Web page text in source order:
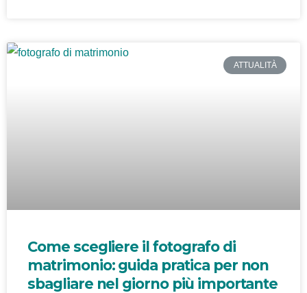
ATTUALITÀ
Come scegliere il fotografo di
matrimonio: guida pratica per non
sbagliare nel giorno più importante